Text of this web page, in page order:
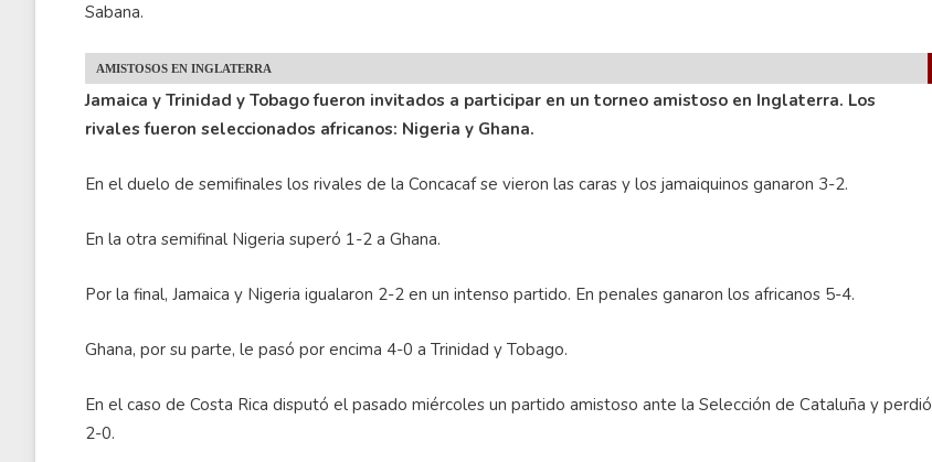
Sabana.
AMISTOSOS EN INGLATERRA
Jamaica y Trinidad y Tobago fueron invitados a participar en un torneo amistoso en Inglaterra. Los
rivales fueron seleccionados africanos: Nigeria y Ghana.
En el duelo de semifinales los rivales de la Concacaf se vieron las caras y los jamaiquinos ganaron 3-2.
En la otra semifinal Nigeria superó 1-2 a Ghana.
Por la final, Jamaica y Nigeria igualaron 2-2 en un intenso partido. En penales ganaron los africanos 5-4.
Ghana, por su parte, le pasó por encima 4-0 a Trinidad y Tobago.
En el caso de Costa Rica disputó el pasado miércoles un partido amistoso ante la Selección de Cataluña y perdió
2-0.